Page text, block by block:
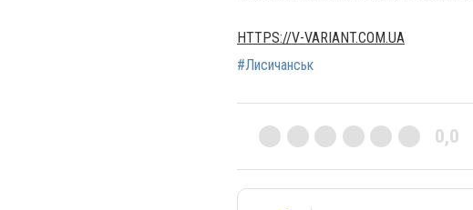
HTTPS://V-VARIANT.COM.UA
#Лисичанськ
0,0